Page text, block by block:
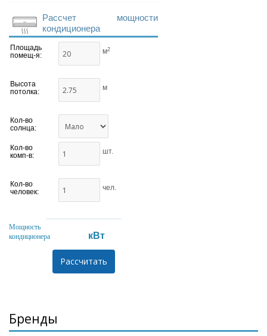
Рассчет мощности
кондиционера
Площадь
помещ-я:
м2
Высота
потолка:
м
Кол-во
солнца:
Кол-во
комп-в:
шт.
Кол-во
человек:
чел.
Мощность
кондиционера
кВт
Бренды